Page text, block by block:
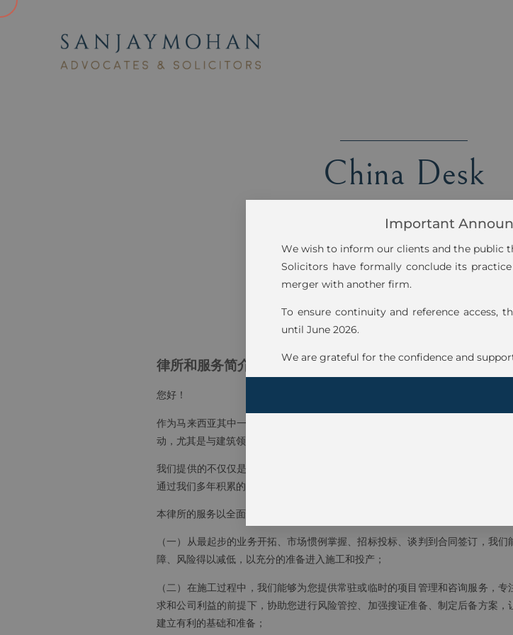
China Desk
律所和服务简介
您好！
作为马来西亚其中一家最大型专注于建筑业务的律师事务所，我们坚信我们可
动，尤其是与建筑领域有关的法律服务需求。
我们提供的不仅仅是基本和传统的法律问题答复服务。我们的服务要旨是为您
通过我们多年积累的经验和对于这领域的深切认知，我们确信能够迎合您的需求
本律所的服务以全面性和一站式服务为主轴，涵盖了整个建筑活动周期由始至终的
（一）从最起步的业务开拓、市场惯例掌握、招标投标、谈判到合同签订，我
障、风险得以减低，以充分的准备进入施工和投产；
（二）在施工过程中，我们能够为您提供常驻或临时的项目管理和咨询服务，
求和公司利益的前提下，协助您进行风险管控、加强搜证准备、制定后备方案
建立有利的基础和准备；
Important
We wish to inform our clients and the public
Solicitors have formally conclude its
merger with another firm.
To ensure continuity and reference access,
until June 2026.
We are grateful for the confidence and